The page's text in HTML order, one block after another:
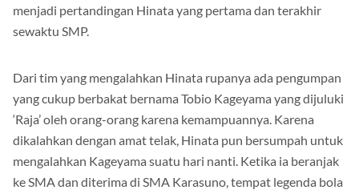
menjadi pertandingan Hinata yang pertama dan terakhir
sewaktu SMP.
Dari tim yang mengalahkan Hinata rupanya ada pengumpan
yang cukup berbakat bernama Tobio Kageyama yang dijuluki
‘Raja’ oleh orang-orang karena kemampuannya. Karena
dikalahkan dengan amat telak, Hinata pun bersumpah untuk
mengalahkan Kageyama suatu hari nanti. Ketika ia beranjak
ke SMA dan diterima di SMA Karasuno, tempat legenda bola